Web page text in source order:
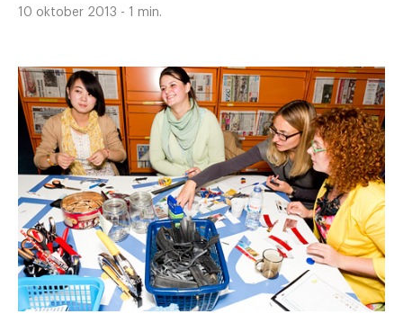
10 oktober 2013 - 1 min.